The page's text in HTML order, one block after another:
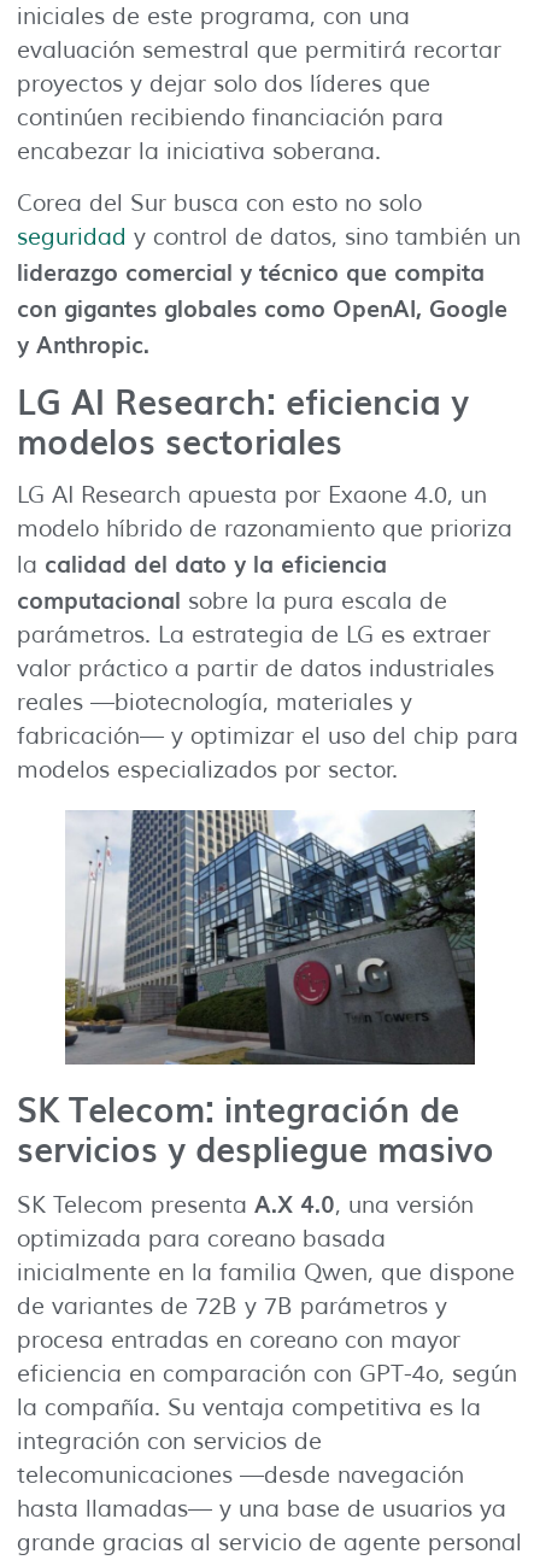
iniciales de este programa, con una
evaluación semestral que permitirá recortar
proyectos y dejar solo dos líderes que
continúen recibiendo financiación para
encabezar la iniciativa soberana.
Corea del Sur busca con esto no solo
seguridad y control de datos, sino también un
liderazgo comercial y técnico que compita
con gigantes globales como OpenAI, Google
y Anthropic.
LG AI Research: eficiencia y
modelos sectoriales
LG AI Research apuesta por Exaone 4.0, un
modelo híbrido de razonamiento que prioriza
la calidad del dato y la eficiencia
computacional sobre la pura escala de
parámetros. La estrategia de LG es extraer
valor práctico a partir de datos industriales
reales —biotecnología, materiales y
fabricación— y optimizar el uso del chip para
modelos especializados por sector.
SK Telecom: integración de
servicios y despliegue masivo
SK Telecom presenta A.X 4.0, una versión
optimizada para coreano basada
inicialmente en la familia Qwen, que dispone
de variantes de 72B y 7B parámetros y
procesa entradas en coreano con mayor
eficiencia en comparación con GPT-4o, según
la compañía. Su ventaja competitiva es la
integración con servicios de
telecomunicaciones —desde navegación
hasta llamadas— y una base de usuarios ya
grande gracias al servicio de agente personal